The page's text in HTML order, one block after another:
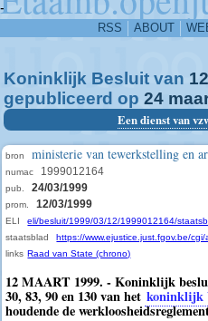
-
RSS ABOUT
Koninklijk Besluit van 12
gepubliceerd op 24
Een dienst van
bron ministerie van tewerkstelling en
numac 1999012164
pub. 24/03/1999
prom. 12/03/1999
ELI
eli/besluit/1999/03/12/1999012164/
staatsblad
https://www.ejustice.just.fgov.be/
links Raad van State (chrono)
12 MAART 1999. - Koninklijk
30, 83, 90 en 130 van het koninklijk
houdende de